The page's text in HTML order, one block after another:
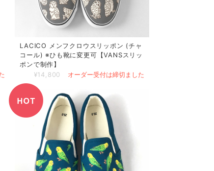
LACICO メンフクロウスリッポン (チャ
コール) ※ひも靴に変更可【VANSスリッ
ポンで制作】
¥14,800
オーダー受付は締切ました